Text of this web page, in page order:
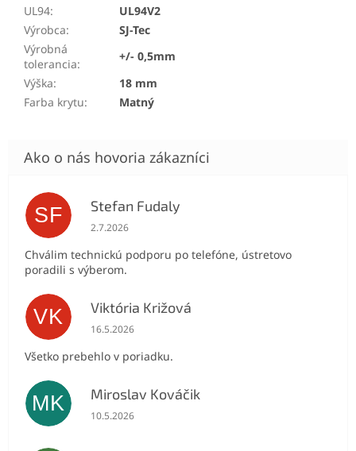
UL94:
UL94V2
Výrobca:
SJ-Tec
Výrobná
tolerancia:
+/- 0,5mm
Výška:
18 mm
Farba krytu: Matný
SF Stefan Fudaly
Hodnotenie obchodu je 5 z 5 hviezdičiek.
2.7.2026
Chválim technickú podporu po telefóne, ústretovo
poradili s výberom.
VK Viktória Križová
Hodnotenie obchodu je 5 z 5 hviezdičiek.
16.5.2026
Všetko prebehlo v poriadku.
MK Miroslav Kováčik
Hodnotenie obchodu je 5 z 5 hviezdičiek.
10.5.2026